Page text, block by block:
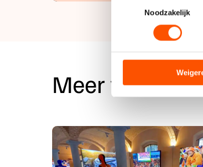
Lees meer over hoe
toestemming op elk
analyseren. We delen
analyse. Zij kunnen
hun services.
adequaat
Noodzakelijk
Meer van dit